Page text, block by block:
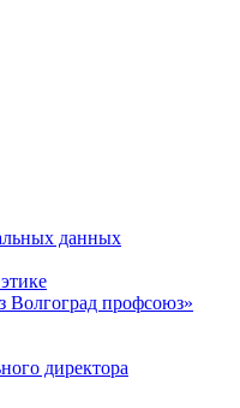
данных
профсоюз»
директора